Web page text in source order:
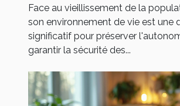
Face au vieillissement de la
son environnement de vie est une
significatif pour préserver
garantir la sécurité des...